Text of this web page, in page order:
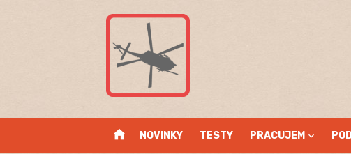
home NOVINKY TESTY PRACUJEM